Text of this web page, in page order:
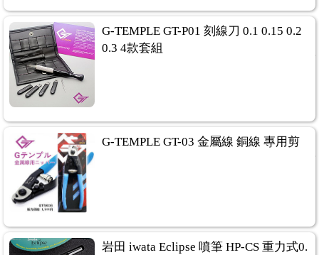
G-TEMPLE GT-P01 刻線刀 0.1 0.15 0.2
0.3 4款套組
G-TEMPLE GT-03 金屬線 銅線 專用剪
岩田 iwata Eclipse 噴筆 HP-CS 重力式0.